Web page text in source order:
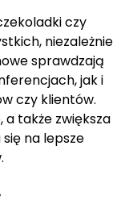
czy
niezależnie
sprawdzają
jak i
czy klientów.
także zwiększa
na lepsze